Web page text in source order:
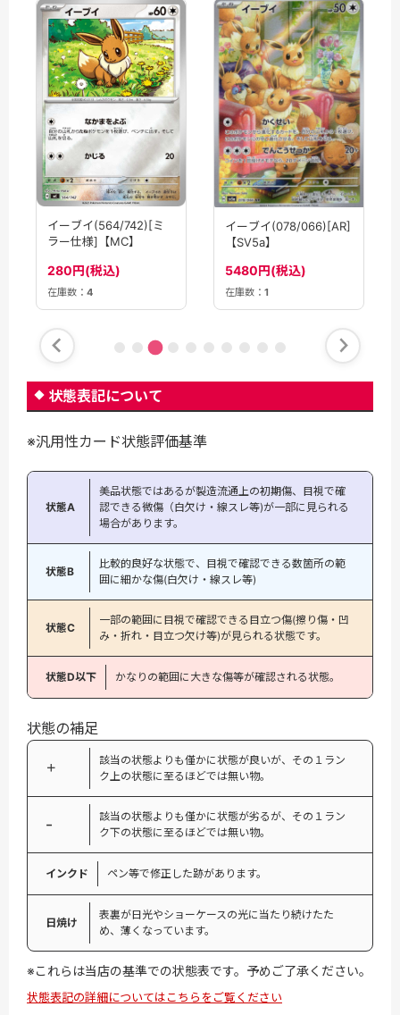
イーブイ(564/742)[ミ
ラー仕様]【MC】
280円(税込)
在庫数： 4
イーブイ(078/066)[AR]
【SV5a】
5480円(税込)
在庫数： 1
状態表記について
※汎用性カード状態評価基準
状態A
美品状態ではあるが製造流通上の初期傷、目視で確
認できる微傷（白欠け・線スレ等)が一部に見られる
場合があります。
状態B
比較的良好な状態で、目視で確認できる数箇所の範
囲に細かな傷(白欠け・線スレ等)
状態C
一部の範囲に目視で確認できる目立つ傷(擦り傷・凹
み・折れ・目立つ欠け等)が見られる状態です。
状態D以下 かなりの範囲に大きな傷等が確認される状態。
状態の補足
＋
該当の状態よりも僅かに状態が良いが、その１ラン
ク上の状態に至るほどでは無い物。
−
該当の状態よりも僅かに状態が劣るが、その１ラン
ク下の状態に至るほどでは無い物。
インクド ペン等で修正した跡があります。
日焼け
表裏が日光やショーケースの光に当たり続けたた
め、薄くなっています。
※これらは当店の基準での状態表です。予めご了承ください。
状態表記の詳細についてはこちらをご覧ください